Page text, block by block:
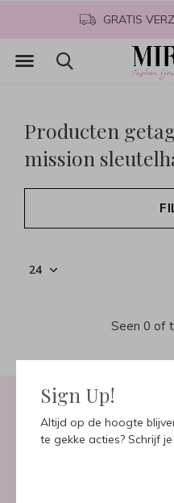
Sign Up!
Altijd op de hoogte
te gekke acties? Schrijf
GRATIS
Producten
mission
Seen 0 of
Meld je